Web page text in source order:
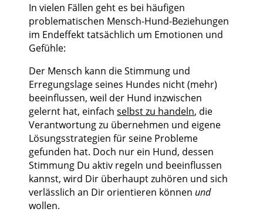
In vielen Fällen geht es bei häufigen
problematischen Mensch-Hund-Beziehungen
im Endeffekt tatsächlich um Emotionen und
Gefühle:
Der Mensch kann die Stimmung und
Erregungslage seines Hundes nicht (mehr)
beeinflussen, weil der Hund inzwischen
gelernt hat, einfachselbst zu handeln, die
Verantwortung zu übernehmen und eigene
Lösungsstrategien für seine Probleme
gefunden hat. Doch nur ein Hund, dessen
Stimmung Du aktiv regeln und beeinflussen
kannst, wird Dir überhaupt zuhören und sich
verlässlich an Dir orientieren können und
wollen.